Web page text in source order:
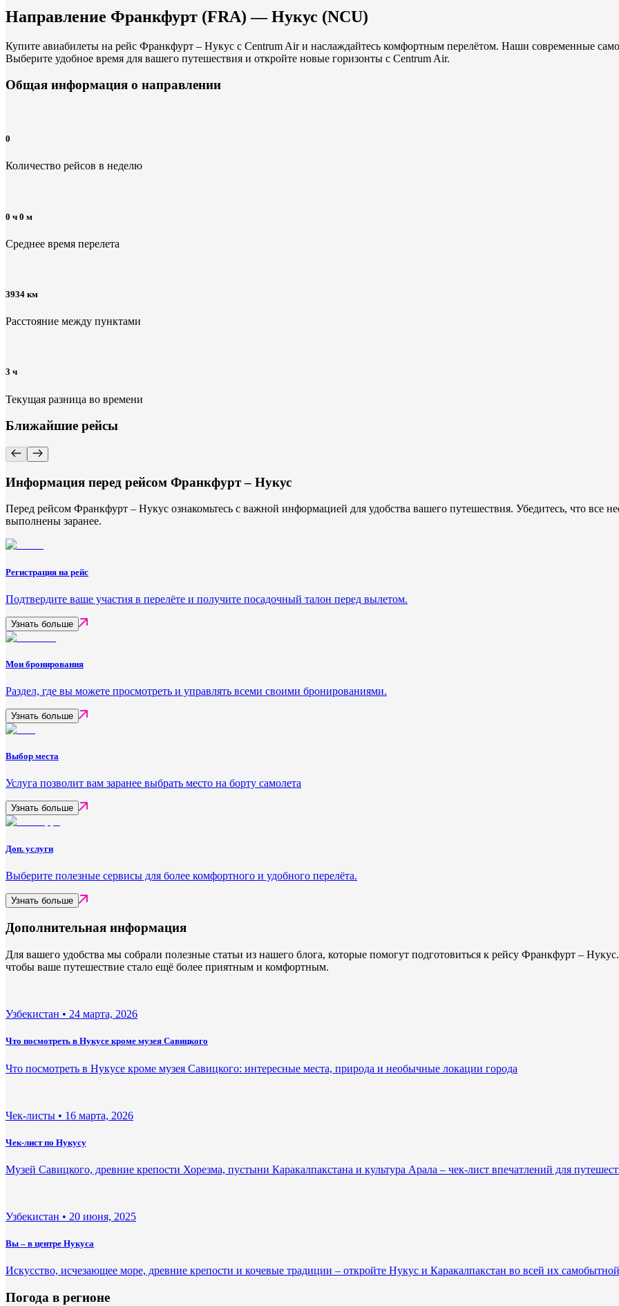
Направление Франкфурт (FRA) —Нукус (NCU)
Купите авиабилеты на рейс Франкфурт – Нукус с Centrum Air и наслаждайтесь комфортным перелётом. Наши современные
Выберите удобное время для вашего путешествия и откройте новые горизонты с Centrum Air.
Общая информация о направлении
0
Количество рейсов в неделю
0 ч 0 м
Среднее время перелета
3934 км
Расстояние между пунктами
3 ч
Текущая разница во времени
Ближайшие рейсы
Информация перед рейсом Франкфурт – Нукус
Перед рейсом Франкфурт – Нукус ознакомьтесь с важной информацией для удобства вашего путешествия. Убедитесь, что все
выполнены заранее.
Регистрация на рейс
Подтвердите ваше участия в перелёте и получите посадочный талон перед вылетом.
Узнать больше
Мои бронирования
Раздел, где вы можете просмотреть и управлять всеми своими бронированиями.
Узнать больше
Выбор места
Услуга позволит вам заранее выбрать место на борту самолета
Узнать больше
Доп. услуги
Выберите полезные сервисы для более комфортного и удобного перелёта.
Узнать больше
Дополнительная информация
Для вашего удобства мы собрали полезные статьи из нашего блога, которые помогут подготовиться к рейсу Франкфурт –
чтобы ваше путешествие стало ещё более приятным и комфортным.
Узбекистан • 24 марта, 2026
Что посмотреть в Нукусе кроме музея Савицкого
Что посмотреть в Нукусе кроме музея Савицкого: интересные места, природа и необычные локации города
Чек-листы • 16 марта, 2026
Чек-лист по Нукусу
Музей Савицкого, древние крепости Хорезма, пустыни Каракалпакстана и культура Арала – чек-лист впечатлений для
Узбекистан • 20 июня, 2025
Вы – в центре Нукуса
Искусство, исчезающее море, древние крепости и кочевые традиции – откройте Нукус и Каракалпакстан во всей их
Погода в регионе